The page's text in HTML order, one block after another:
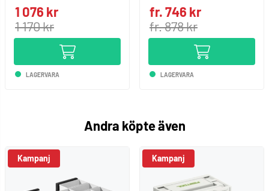
1 076 kr
1 170 kr
LAGERVARA
fr. 746 kr
fr. 878 kr
LAGERVARA
Andra köpte även
Kampanj Kampanj